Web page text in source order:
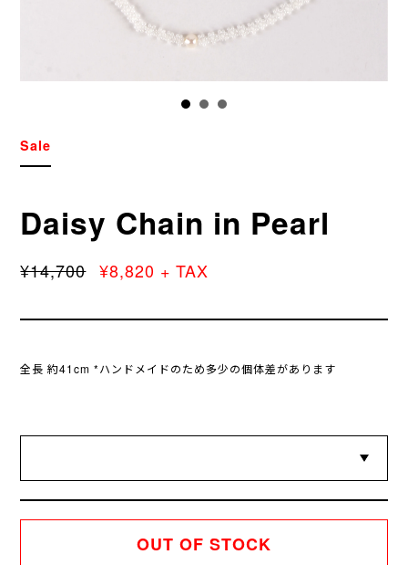
Sale
Daisy Chain in Pearl
¥14,700 ¥8,820 + TAX
全長 約41cm *ハンドメイドのため多少の個体差があります
OUT OF STOCK